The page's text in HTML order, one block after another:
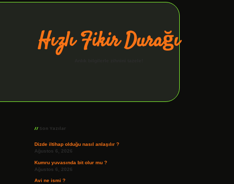
Hızlı Fikir Durağı
Son Yazılar
Dizde iltihap olduğu nasıl anlaşılır ?
Ağustos 6, 2026
Kumru yuvasında bit olur mu ?
Ağustos 6, 2026
Avi ne ismi ?